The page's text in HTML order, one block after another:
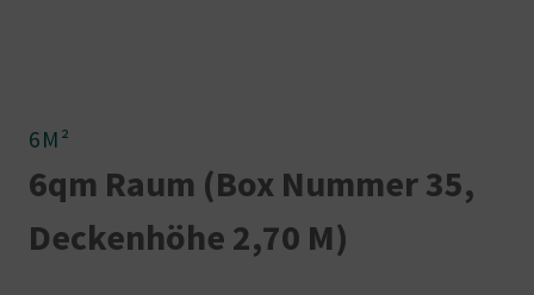
6M²
6qm Raum (Box Nummer 35,
Deckenhöhe 2,70 M)